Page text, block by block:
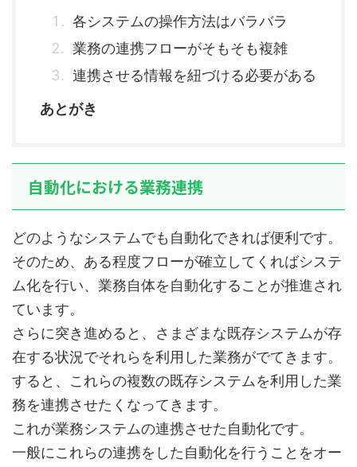
各システムの操作方法はバラバラ
業務の連携フローがそもそも複雑
連携させる情報を紐づける必要がある
あとがき
自動化における業務連携
どのようなシステムでも自動化できれば便利です。
そのため、ある程度フローが確立してくればシステ
ム化を行い、業務自体を自動化することが推進され
ています。
さらに突き進めると、さまざまな既存システムが存
在する状況でそれらを利用した業務がでてきます。
すると、これらの複数の既存システムを利用した業
務を連携させたくなってきます。
これが業務システムの連携させた自動化です。
一般にこれらの連携をした自動化を行うことをオー